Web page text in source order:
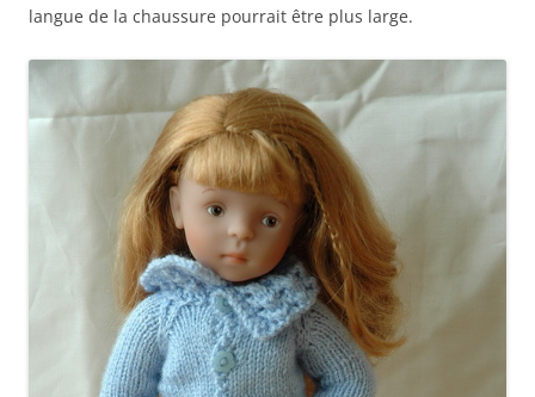
langue de la chaussure pourrait être plus large.